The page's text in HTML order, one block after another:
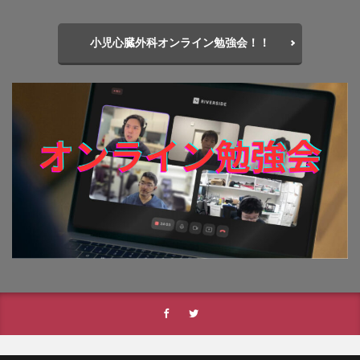
小児心臓外科オンライン勉強会！！